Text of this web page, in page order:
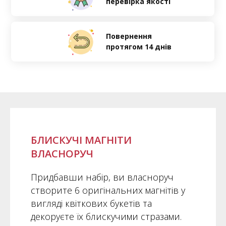
Повернення
протягом 14 днів
БЛИСКУЧІ МАГНІТИ
ВЛАСНОРУЧ
Придбавши набір, ви власноруч
створите 6 оригінальних магнітів у
вигляді квіткових букетів та
декоруєте їх блискучими стразами.